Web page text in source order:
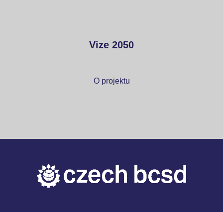
Vize 2050
O projektu